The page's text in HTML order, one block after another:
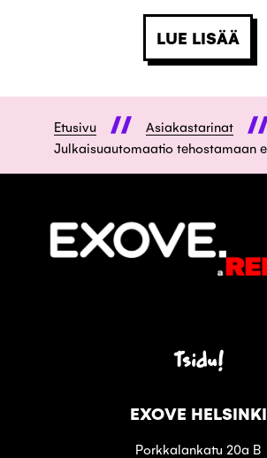
LUE LISÄÄ
Etusivu Asiakastarinat
Julkaisuautomaatio tehostamaan
Tsidu!
EXOVE HELSINKI
Porkkalankatu 20a B